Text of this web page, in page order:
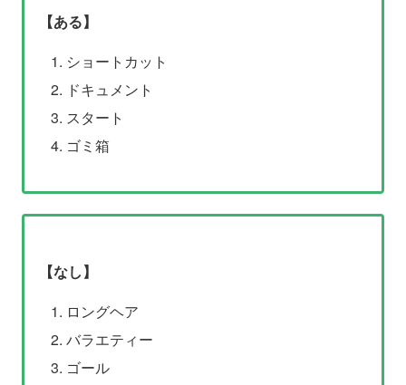
【ある】
ショートカット
ドキュメント
スタート
ゴミ箱
【なし】
ロングヘア
バラエティー
ゴール